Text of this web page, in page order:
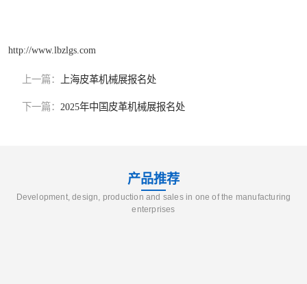
http://www.lbzlgs.com
上一篇： 上海皮革机械展报名处
下一篇： 2025年中国皮革机械展报名处
产品推荐
Development, design, production and sales in one of the manufacturing
enterprises